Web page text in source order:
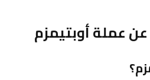
عملة أوبتيمزم